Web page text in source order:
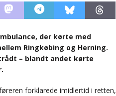
der kørte med
Ringkøbing og Herning.
– blandt andet kørte
forklarede imidlertid i retten,